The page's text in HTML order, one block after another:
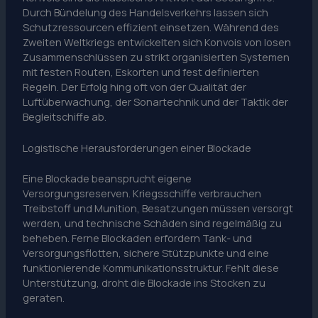
Durch Bündelung des Handelsverkehrs lassen sich
Schutzressourcen effizient einsetzen. Während des
Zweiten Weltkriegs entwickelten sich Konvois von losen
Zusammenschlüssen zu strikt organisierten Systemen
mit festen Routen, Eskorten und fest definierten
Regeln. Der Erfolg hing oft von der Qualität der
Luftüberwachung, der Sonartechnik und der Taktik der
Begleitschiffe ab.
Logistische Herausforderungen einer Blockade
Eine Blockade beansprucht eigene
Versorgungsreserven. Kriegsschiffe verbrauchen
Treibstoff und Munition, Besatzungen müssen versorgt
werden, und technische Schäden sind regelmäßig zu
beheben. Ferne Blockaden erfordern Tank- und
Versorgungsflotten, sichere Stützpunkte und eine
funktionierende Kommunikationsstruktur. Fehlt diese
Unterstützung, droht die Blockade ins Stocken zu
geraten.